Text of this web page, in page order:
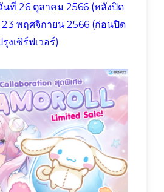
นที่ 26 ตุลาคม 2566 (หลังปิด
23 พฤศจิกายน 2566 (ก่อนปิด
งเซิร์ฟเวอร์)